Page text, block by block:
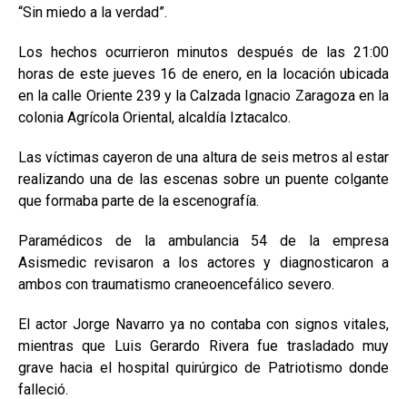
“Sin miedo a la verdad”.
Los hechos ocurrieron minutos después de las 21:00
horas de este jueves 16 de enero, en la locación ubicada
en la calle Oriente 239 y la Calzada Ignacio Zaragoza en la
colonia Agrícola Oriental, alcaldía Iztacalco.
Las víctimas cayeron de una altura de seis metros al estar
realizando una de las escenas sobre un puente colgante
que formaba parte de la escenografía.
Paramédicos de la ambulancia 54 de la empresa
Asismedic revisaron a los actores y diagnosticaron a
ambos con traumatismo craneoencefálico severo.
El actor Jorge Navarro ya no contaba con signos vitales,
mientras que Luis Gerardo Rivera fue trasladado muy
grave hacia el hospital quirúrgico de Patriotismo donde
falleció.